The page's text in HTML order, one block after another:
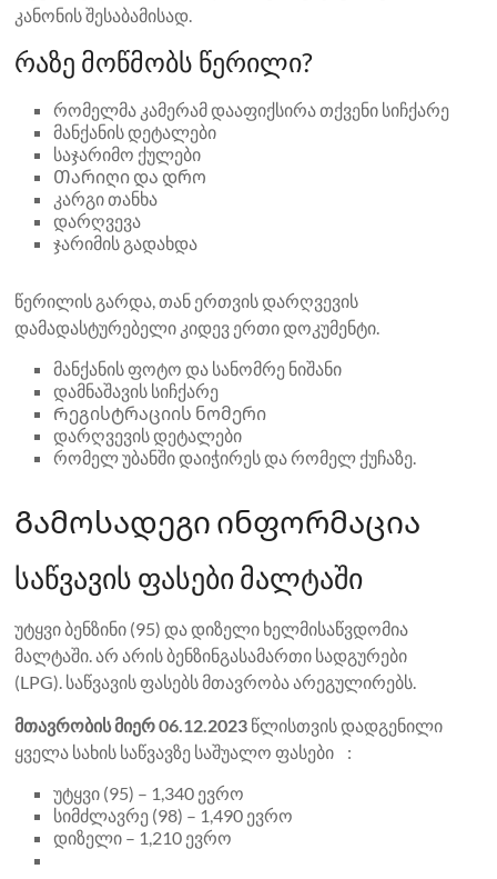
კანონის შესაბამისად.
რაზე მოწმობს წერილი?
რომელმა კამერამ დააფიქსირა თქვენი სიჩქარე
მანქანის დეტალები
საჯარიმო ქულები
Თარიღი და დრო
კარგი თანხა
დარღვევა
ჯარიმის გადახდა
წერილის გარდა, თან ერთვის დარღვევის
დამადასტურებელი კიდევ ერთი დოკუმენტი.
მანქანის ფოტო და სანომრე ნიშანი
დამნაშავის სიჩქარე
Რეგისტრაციის ნომერი
დარღვევის დეტალები
რომელ უბანში დაიჭირეს და რომელ ქუჩაზე.
Გამოსადეგი ინფორმაცია
საწვავის ფასები მალტაში
უტყვი ბენზინი (95) და დიზელი ხელმისაწვდომია
მალტაში. არ არის ბენზინგასამართი სადგურები
(LPG). საწვავის ფასებს მთავრობა არეგულირებს.
მთავრობის მიერ 06.12.2023 წლისთვის დადგენილი
ყველა სახის საწვავზე საშუალო ფასები :
უტყვი (95) – 1,340 ევრო
სიმძლავრე (98) – 1,490 ევრო
დიზელი – 1,210 ევრო